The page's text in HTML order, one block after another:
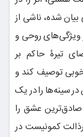
شده، ناشی از
ویژگی‌های روحی و
تیرۀ حاکم بر
توصیف کند و
سینه‌ها را در یک
عشق را
کمونیست در